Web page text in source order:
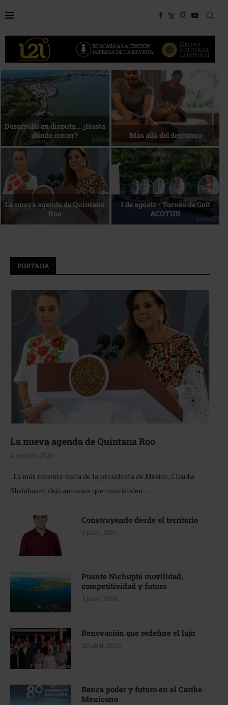
Bottega, un viaje servido a la
mesa
Energía que Impulsa la
competitividad
Reconocimiento de viajeros La esencia del servicio
PORTADA
La nueva agenda de Quintana Roo
4 agosto, 2026
La más reciente visita de la presidenta de México, Claudia
Sheinbaum, dejó anuncios que trascienden …
Construyendo desde el territorio
2 julio, 2026
Puente Nichupté movilidad,
competitividad y futuro
3 junio, 2026
Renovación que redefine el lujo
30 abril, 2026
Banca poder y futuro en el Caribe
Mexicano